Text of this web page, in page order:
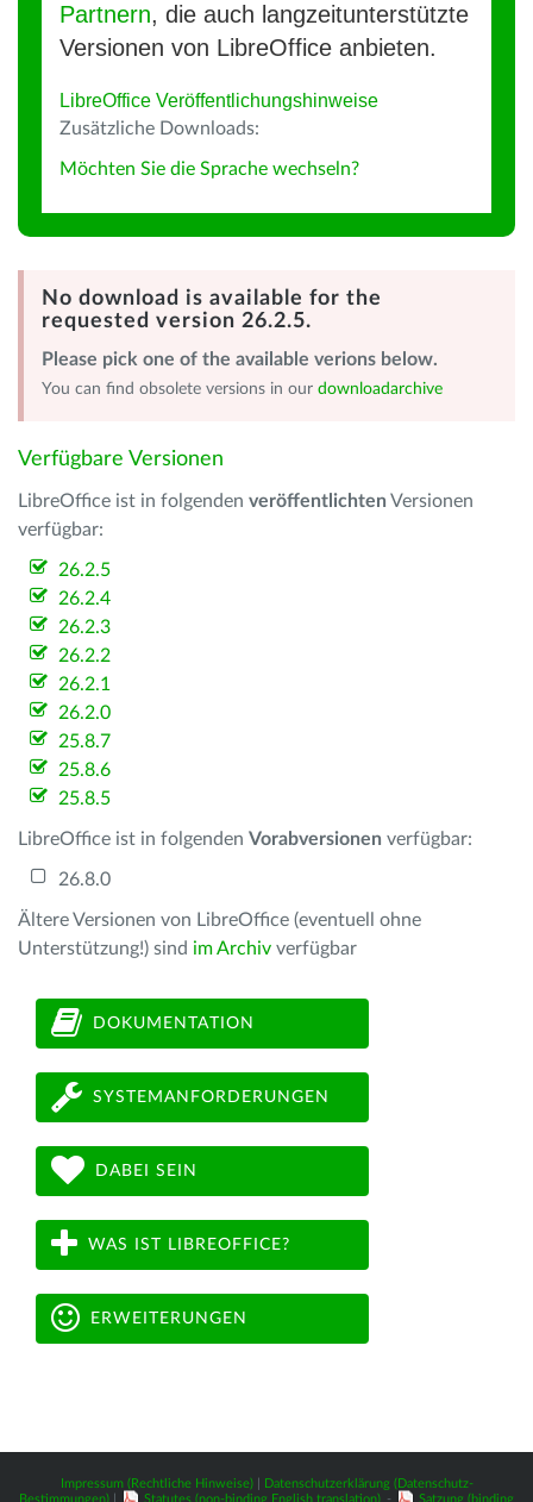
Partnern, die auch langzeitunterstützte
Versionen von LibreOffice anbieten.
LibreOffice Veröffentlichungshinweise
Zusätzliche Downloads:
Möchten Sie die Sprache wechseln?
No download is available for the
requested version 26.2.5.
Please pick one of the available verions below.
You can find obsolete versions in our downloadarchive
Verfügbare Versionen
LibreOffice ist in folgenden veröffentlichten Versionen
verfügbar:
26.2.5
26.2.4
26.2.3
26.2.2
26.2.1
26.2.0
25.8.7
25.8.6
25.8.5
LibreOffice ist in folgenden Vorabversionen verfügbar:
26.8.0
Ältere Versionen von LibreOffice (eventuell ohne
Unterstützung!) sind im Archiv verfügbar
DOKUMENTATION
SYSTEMANFORDERUNGEN
DABEI SEIN
WAS IST LIBREOFFICE?
ERWEITERUNGEN
Impressum (Rechtliche Hinweise)|
Datenschutzerklärung (Datenschutz-
Bestimmungen)
Statutes (non-binding English translation) - Satzung (binding